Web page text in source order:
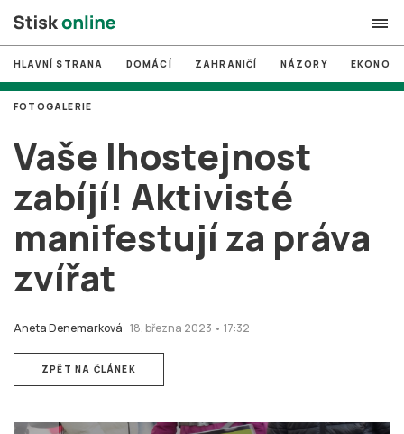
search
# MUNI
# Brno
# volby
login PŘIHLÁSIT SE
Zapomněli jste heslo?
HLAVNÍ STRANA DOMÁCÍ ZAHRANIČÍ NÁZORY
Vaše lhostejnost
zabíjí! Aktivisté
manifestují za práva
zvířat
Aneta Denemarková 18. března 2023 • 17:32
FOTOGALERIE
ZPĚT NA ČLÁNEK